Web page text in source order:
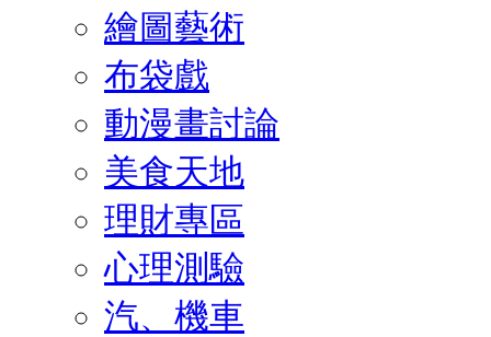
繪圖藝術
布袋戲
動漫畫討論
美食天地
理財專區
心理測驗
汽、機車